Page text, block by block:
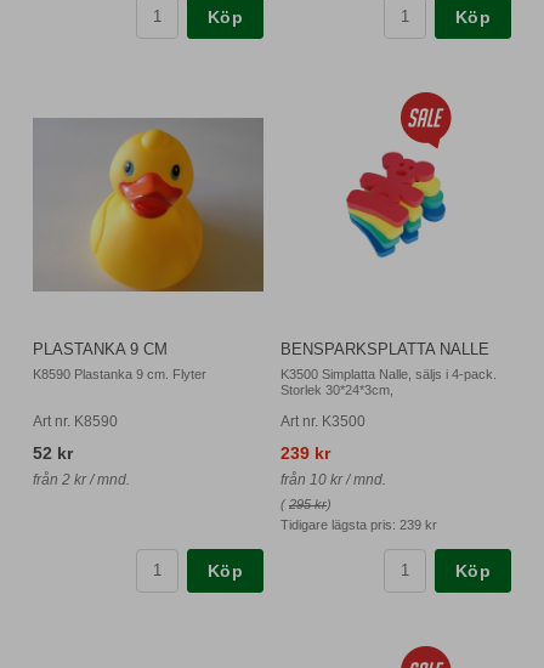
Köp Köp
PLASTANKA 9 CM
K8590 Plastanka 9 cm. Flyter
Art nr. K8590
52 kr
från 2 kr / mnd.
Köp
BENSPARKSPLATTA NALLE
K3500 Simplatta Nalle, säljs i 4-pack.
Storlek 30*24*3cm,
Art nr. K3500
239 kr
från 10 kr / mnd.
( 295 kr)
Tidigare lägsta pris: 239 kr
Köp